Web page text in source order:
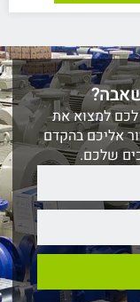
לכם למצוא את
אליכם בהקדם
שלכם.